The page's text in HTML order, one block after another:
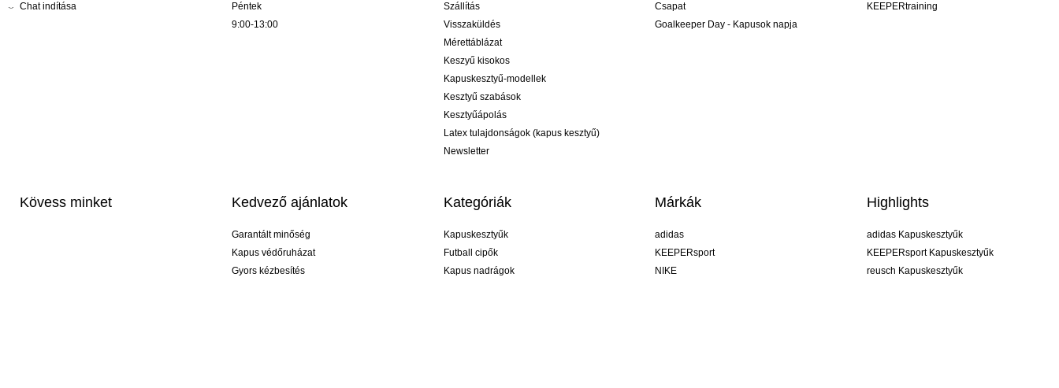
Chat indítása
Péntek
9:00-13:00
Szállítás
Visszaküldés
Mérettáblázat
Keszyű kisokos
Kapuskesztyű-modellek
Kesztyű szabások
Kesztyűápolás
Latex tulajdonságok (kapus kesztyű)
Newsletter
Csapat
Goalkeeper Day - Kapusok napja
KEEPERtraining
Kövess minket Kedvező ajánlatok
Garantált minőség
Kapus védőruházat
Gyors kézbesítés
Kategóriák
Kapuskesztyűk
Futball cipők
Kapus nadrágok
Márkák
adidas
KEEPERsport
NIKE
Highlights
adidas Kapuskesztyűk
KEEPERsport Kapuskesztyűk
reusch Kapuskesztyűk